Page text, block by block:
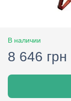
В наличии
8 646 грн